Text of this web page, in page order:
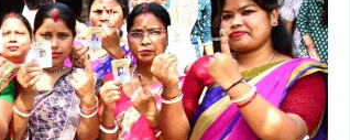
August 8, 2026